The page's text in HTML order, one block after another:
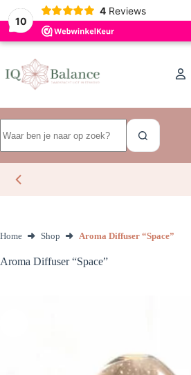
10
4 Reviews
Ga
de
inhoud
resultaten
Home Shop Aroma Diffuser “Space”
Aroma Diffuser “Space”